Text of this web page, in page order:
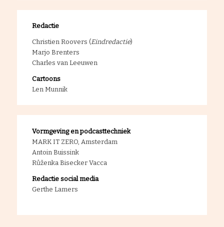
Redactie
Christien Roovers (Eindredactie)
Marjo Brenters
Charles van Leeuwen
Cartoons
Len Munnik
Vormgeving en podcasttechniek
MARK IT ZERO, Amsterdam
Antoin Buissink
Růženka Bisecker Vacca
Redactie social media
Gerthe Lamers